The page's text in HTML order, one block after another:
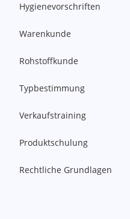
Hygienevorschriften
Warenkunde
Rohstoffkunde
Typbestimmung
Verkaufstraining
Produktschulung
Rechtliche Grundlagen